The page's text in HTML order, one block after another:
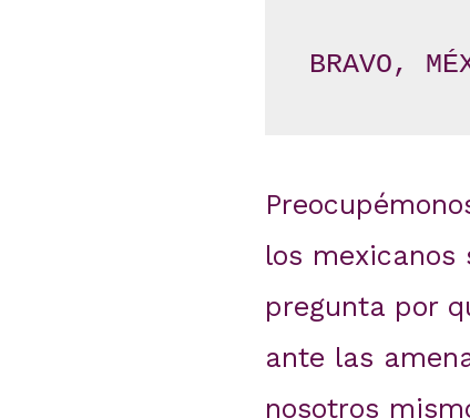
BRAVO,
los mexicanos
pregunta por
ante las
nosotros